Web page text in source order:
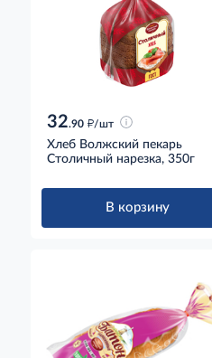
32.90 д/шт
Хлеб Волжский пекарь
Столичный нарезка, 350г
В корзину